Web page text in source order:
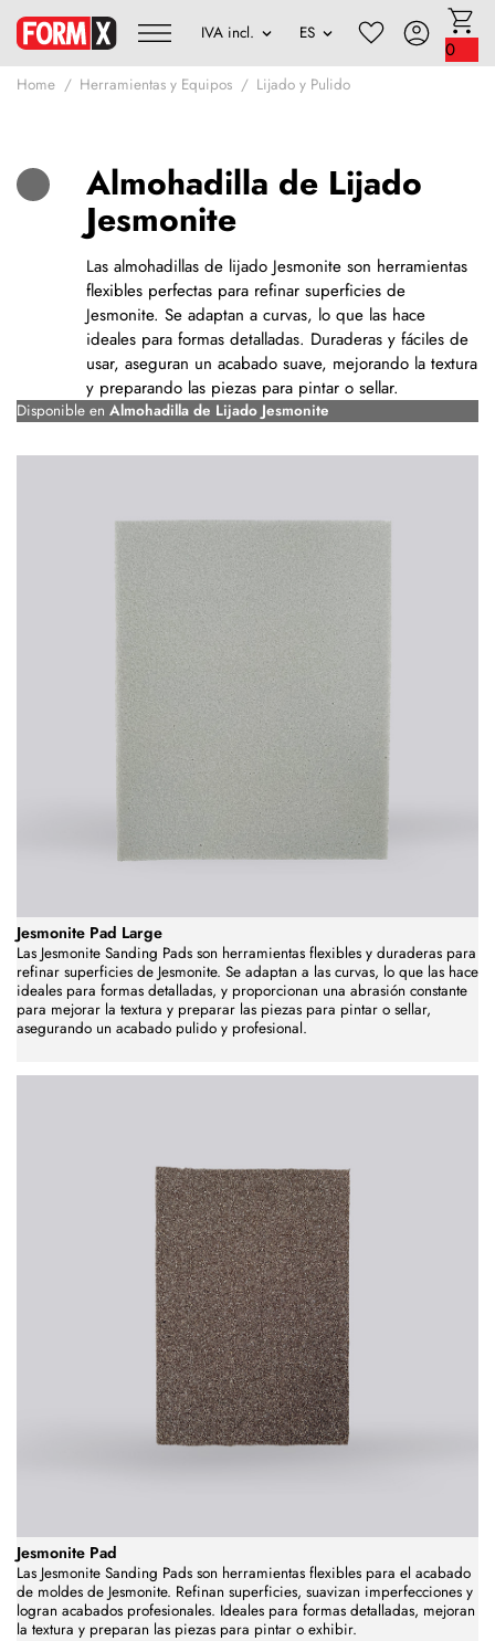
0
Home Herramientas y Equipos Lijado y Pulido
Almohadilla de Lijado
Jesmonite
Las almohadillas de lijado Jesmonite son herramientas
flexibles perfectas para refinar superficies de
Jesmonite. Se adaptan a curvas, lo que las hace
ideales para formas detalladas. Duraderas y fáciles de
usar, aseguran un acabado suave, mejorando la textura
y preparando las piezas para pintar o sellar.
Disponible en Almohadilla de Lijado Jesmonite
Jesmonite Pad Large
Las Jesmonite Sanding Pads son herramientas flexibles y duraderas para
refinar superficies de Jesmonite. Se adaptan a las curvas, lo que las hace
ideales para formas detalladas, y proporcionan una abrasión constante
para mejorar la textura y preparar las piezas para pintar o sellar,
asegurando un acabado pulido y profesional.
Jesmonite Pad
Las Jesmonite Sanding Pads son herramientas flexibles para el acabado
de moldes de Jesmonite. Refinan superficies, suavizan imperfecciones y
logran acabados profesionales. Ideales para formas detalladas, mejoran
la textura y preparan las piezas para pintar o exhibir.